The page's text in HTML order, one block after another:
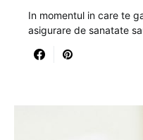
In momentul in care te
asigurare de sanatate